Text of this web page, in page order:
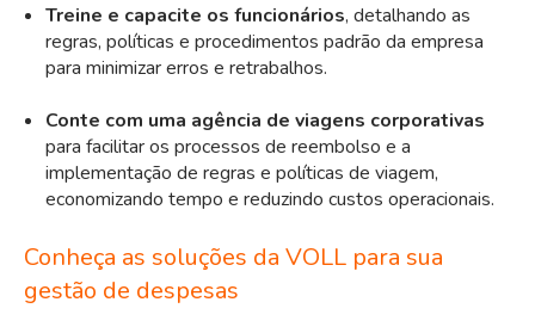
Treine e capacite os funcionários, detalhando as
regras, políticas e procedimentos padrão da empresa
para minimizar erros e retrabalhos.
Conte com uma agência de viagens corporativas
para facilitar os processos de reembolso e a
implementação de regras e políticas de viagem,
economizando tempo e reduzindo custos operacionais.
Conheça as soluções da VOLL para sua
gestão de despesas